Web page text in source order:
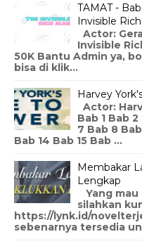
TAMAT -
Invisible
Actor:
Invisible
50K Bantu Admin ya,
bisa di klik...
Harvey
Actor:
Bab 1 Bab
7 Bab 8 Bab
Bab 14 Bab 15 Bab ...
Membakar
Lengkap
Yang mau
silahkan
https://lynk.id/
sebenarnya tersedia